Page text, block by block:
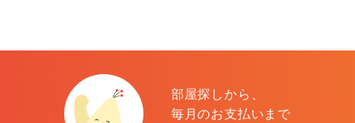
部屋探しから、
毎月のお支払いまで